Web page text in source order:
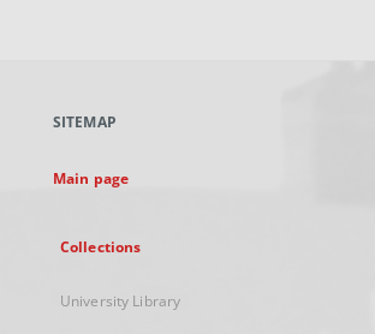
new
SITEMAP
Main page
Collections
University Library